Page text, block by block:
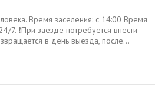
Время заселения: с 14:00 Время
❗️При заезде потребуется внести
в день выезда, после...